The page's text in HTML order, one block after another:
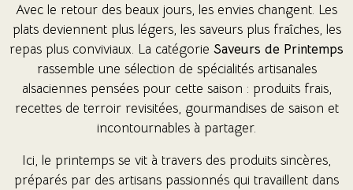
(3 avis)
(1 avis)
Avec le retour des beaux jours, les envies changent. Les
plats deviennent plus légers, les saveurs plus fraîches, les
repas plus conviviaux. La catégorie Saveurs de Printemps
rassemble une sélection de spécialités artisanales
alsaciennes pensées pour cette saison : produits frais,
recettes de terroir revisitées, gourmandises de saison et
incontournables à partager.
Ici, le printemps se vit à travers des produits sincères,
préparés par des artisans passionnés qui travaillent dans